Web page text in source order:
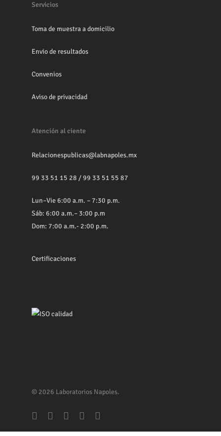
Servicios
Toma de muestra a domicilio
Envio de resultados
Convenios
Aviso de privacidad
Atención al ciente
Relacionespublicas@labnapoles.mx
99 33 51 15 28 /99 33 51 55 87
Lun–Vie 6:00 a.m. – 7:30 p.m.
Sáb: 6:00 a.m.– 3:00 p.m
Dom: 7:00 a.m.- 2:00 p.m.
Certificaciones
© 2026 Laboratorios Napoles.
facebookyoutubewhatsappphoneemail